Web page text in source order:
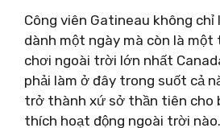
Công viên Gatineau không
dành một ngày mà còn là một
chơi ngoài trời lớn nhất
phải làm ở đây trong suốt cả
trở thành xứ sở thần tiên cho
thích hoạt động ngoài trời nào.